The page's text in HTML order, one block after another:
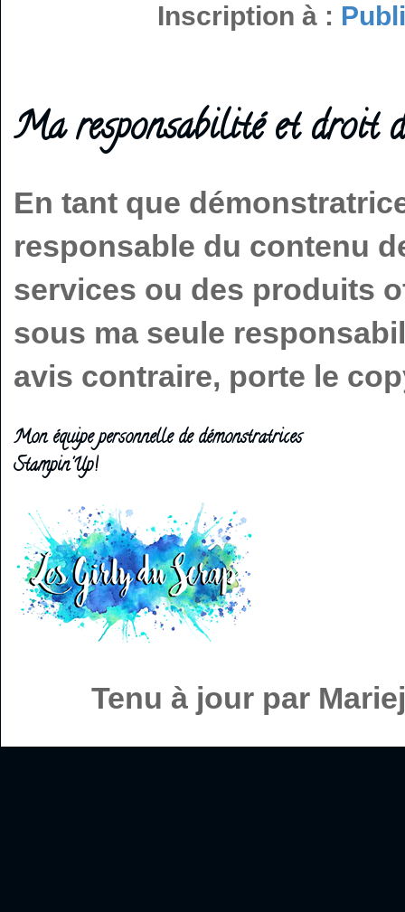
Inscription à :
Ma responsabilité et droit
En tant que
responsable du contenu
services ou des produits
sous ma seule
avis contraire, porte le
Mon équipe personnelle de démonstratrices
Stampin'Up!
Tenu à jour par